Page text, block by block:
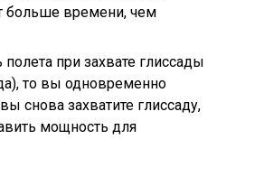
больше времени, чем
при захвате глиссады
то вы одновременно
снова захватите глиссаду,
мощность для